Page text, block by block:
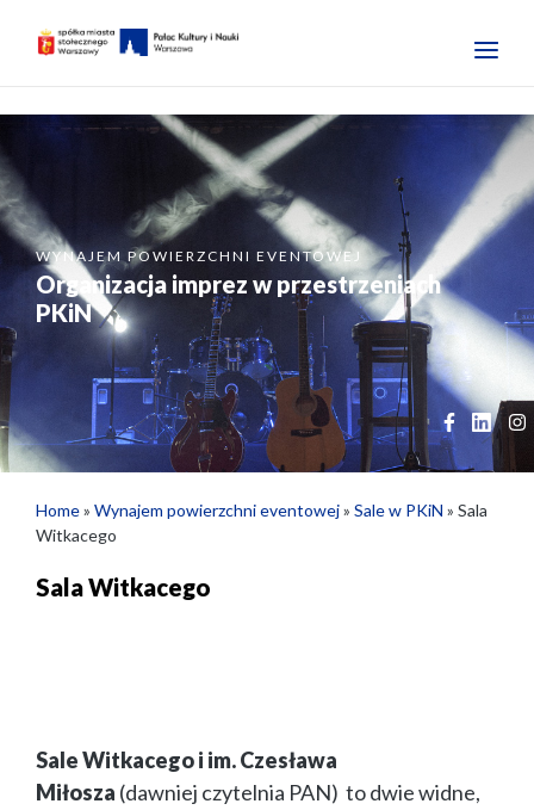
WYNAJEM POWIERZCHNI EVENTOWEJ
Organizacja imprez w przestrzeniach
PKiN
Home» Wynajem powierzchni eventowej» Sale w PKiN » Sala
Witkacego
Sala Witkacego
Sale Witkacego i im. Czesława
Miłosza (dawniej czytelnia PAN) to dwie widne,